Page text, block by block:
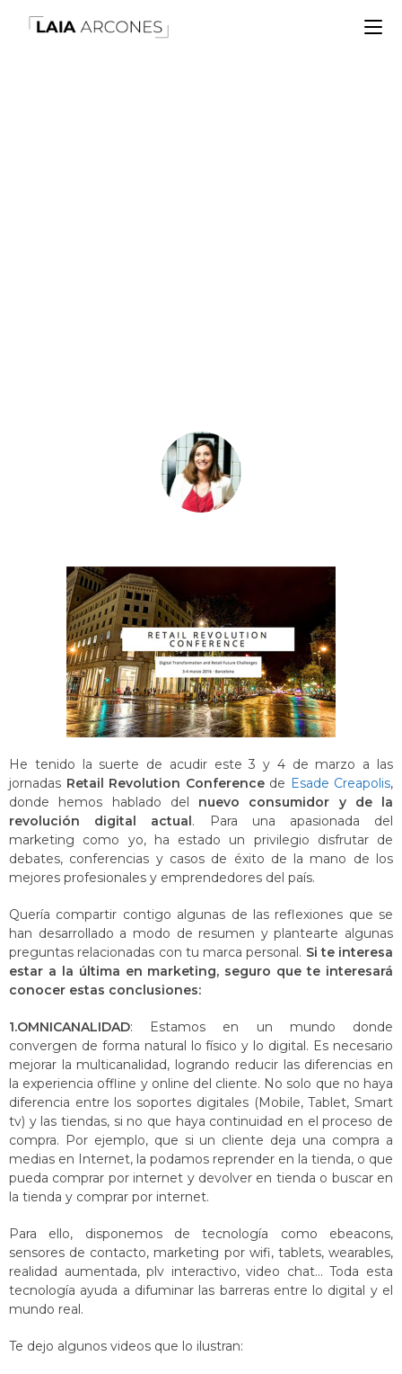
He tenido la suerte de acudir este 3 y 4 de marzo a las
jornadas Retail Revolution Conferencede Esade Creapolis,
donde hemos hablado del nuevo consumidor y de la
revolución digital actual. Para una apasionada del
marketing como yo, ha estado un privilegio disfrutar de
debates, conferencias y casos de éxito de la mano de los
mejores profesionales y emprendedores del país.
Quería compartir contigo algunas de las reflexiones que se
han desarrollado a modo de resumen y plantearte algunas
preguntas relacionadas con tu marca personal. Si te interesa
estar a la última en marketing, seguro que te interesará
conocer estas conclusiones:
1.OMNICANALIDAD: Estamos en un mundo donde
convergen de forma natural lo físico y lo digital. Es necesario
mejorar la multicanalidad, logrando reducir las diferencias en
la experiencia offline y online del cliente. No solo que no haya
diferencia entre los soportes digitales (Mobile, Tablet, Smart
tv) y las tiendas, si no que haya continuidad en el proceso de
compra. Por ejemplo, que si un cliente deja una compra a
medias en Internet, la podamos reprender en la tienda, o que
pueda comprar por internet y devolver en tienda o buscar en
la tienda y comprar por internet.
Para ello, disponemos de tecnología como ebeacons,
sensores de contacto, marketing por wifi, tablets, wearables,
realidad aumentada, plv interactivo, video chat… Toda esta
tecnología ayuda a difuminar las barreras entre lo digital y el
mundo real.
Te dejo algunos videos que lo ilustran: